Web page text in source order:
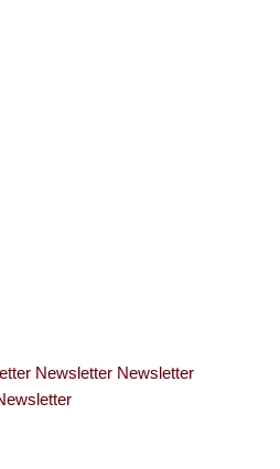
Newsletter Newsletter